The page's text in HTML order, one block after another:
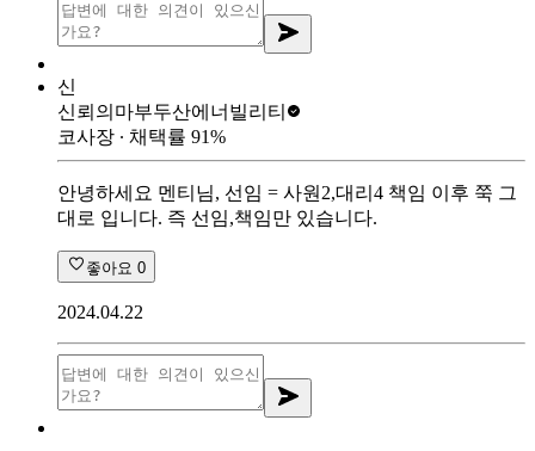
신
신뢰의마부두산에너빌리티
코사장 ∙ 채택률 91%
안녕하세요 멘티님, 선임 = 사원2,대리4 책임 이후 쭉 그
대로 입니다. 즉 선임,책임만 있습니다.
좋아요 0
2024.04.22